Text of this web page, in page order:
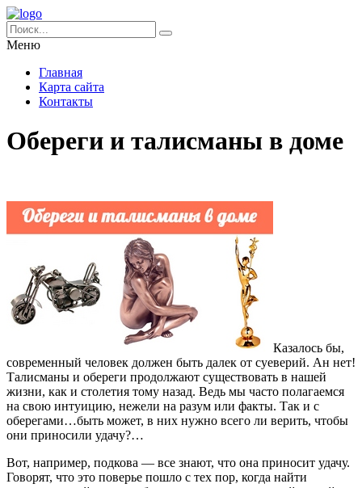
Меню
Главная
Карта сайта
Контакты
Обереги и талисманы в доме
Казалось бы,
современный человек должен быть далек от суеверий. Ан нет!
Талисманы и обереги продолжают существовать в нашей
жизни, как и столетия тому назад. Ведь мы часто полагаемся
на свою интуицию, нежели на разум или факты. Так и с
оберегами…быть может, в них нужно всего ли верить, чтобы
они приносили удачу?…
Вот, например, подкова — все знают, что она приносит удачу.
Говорят, что это поверье пошло с тех пор, когда найти